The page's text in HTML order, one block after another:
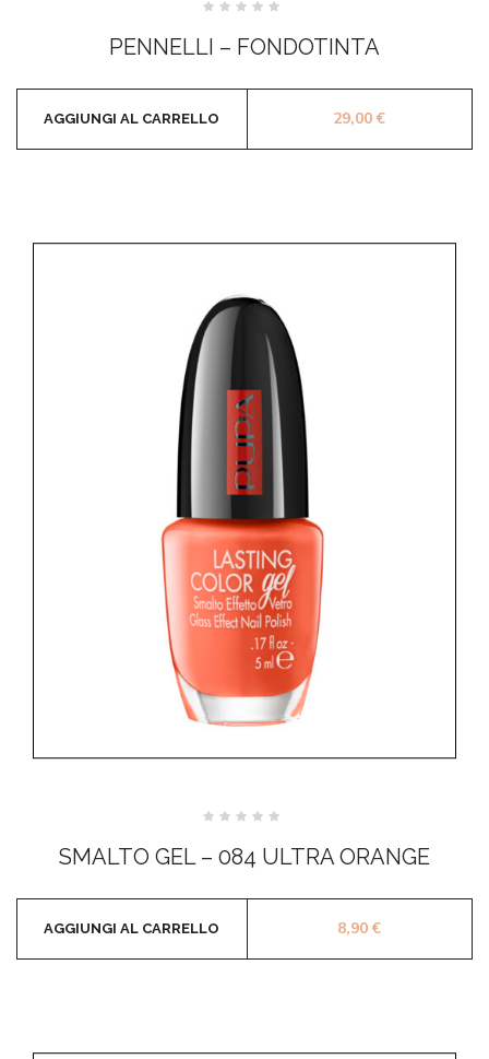
5
PENNELLI – FONDOTINTA
29,00€
AGGIUNGI AL CARRELLO
su
SMALTO GEL – 084 ULTRA ORANGE
8,90€
AGGIUNGI AL CARRELLO